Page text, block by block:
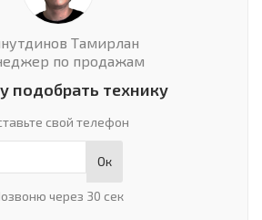
Тамирлан
по продажам
подобрать технику
свой телефон
Ок
через 30 сек